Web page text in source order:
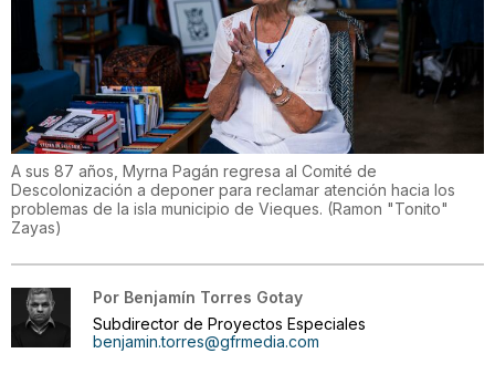
A sus 87 años, Myrna Pagán regresa al Comité de
Descolonización a deponer para reclamar atención hacia los
problemas de la isla municipio de Vieques. (Ramon "Tonito"
Zayas)
Por Benjamín Torres Gotay
Subdirector de Proyectos Especiales
benjamin.torres@gfrmedia.com